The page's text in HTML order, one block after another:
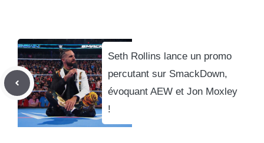
Seth Rollins lance un promo
percutant sur SmackDown,
évoquant AEW et Jon Moxley
!